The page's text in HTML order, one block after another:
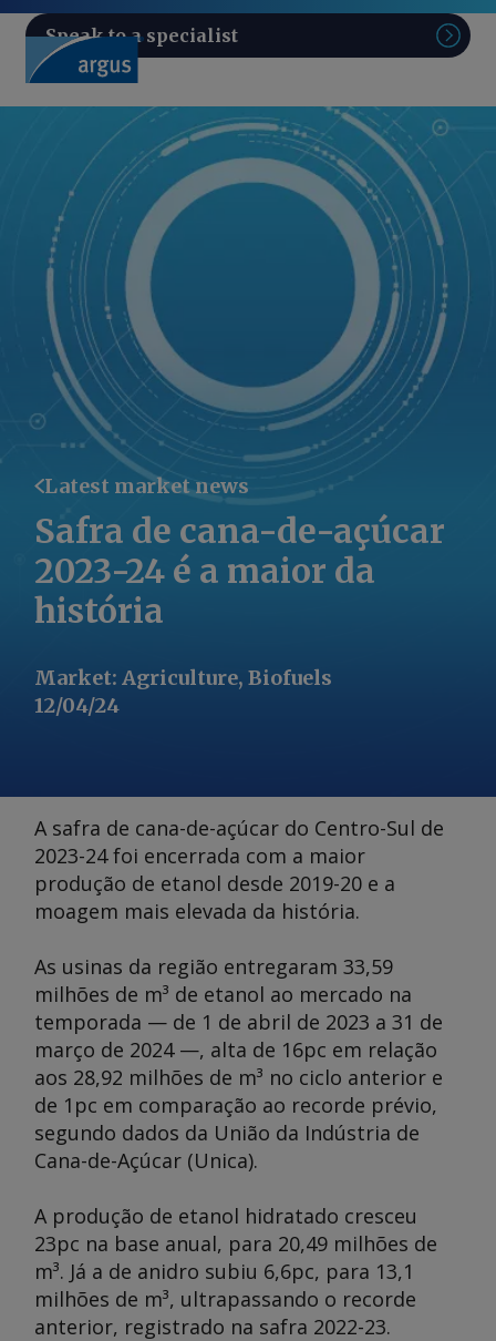
Speak to a specialist
Latest market news
Safra de cana-de-açúcar
2023-24 é a maior da
história
Market: Agriculture, Biofuels
12/04/24
A safra de cana-de-açúcar do Centro-Sul de
2023-24 foi encerrada com a maior
produção de etanol desde 2019-20 e a
moagem mais elevada da história.
As usinas da região entregaram 33,59
milhões de m³ de etanol ao mercado na
temporada — de 1 de abril de 2023 a 31 de
março de 2024 —, alta de 16pc em relação
aos 28,92 milhões de m³ no ciclo anterior e
de 1pc em comparação ao recorde prévio,
segundo dados da União da Indústria de
Cana-de-Açúcar (Unica).
A produção de etanol hidratado cresceu
23pc na base anual, para 20,49 milhões de
m³. Já a de anidro subiu 6,6pc, para 13,1
milhões de m³, ultrapassando o recorde
anterior, registrado na safra 2022-23.